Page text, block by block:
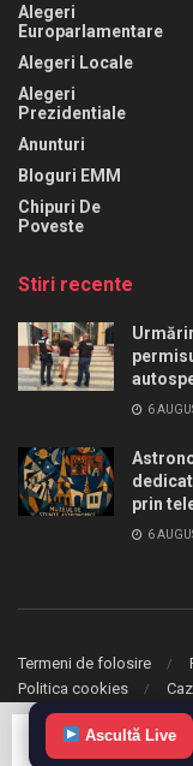
Alegeri
Europarlamentare
Alegeri Locale
Alegeri
Prezidentiale
Anunturi
Bloguri EMM
Chipuri De
Poveste
Stiri recente
6
prin
6
Termeni de folosire
Politica cookies
© 2020 eMaramures.
Ascultă Live